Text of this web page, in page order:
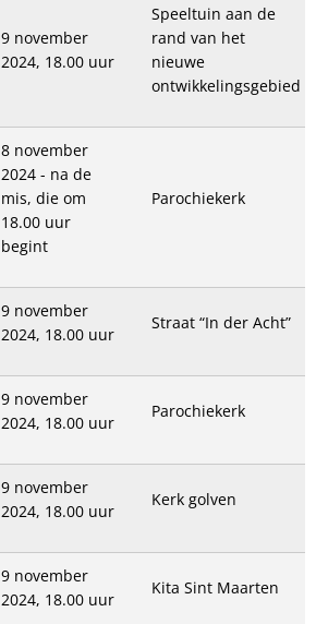
9 november
2024, 18.00 uur
Speeltuin aan de
rand van het
nieuwe
ontwikkelingsgebied
8 november
2024 - na de
mis, die om
18.00 uur
begint
Parochiekerk
9 november
2024, 18.00 uur
Straat “In der Acht”
9 november
2024, 18.00 uur
Parochiekerk
9 november
2024, 18.00 uur
Kerk golven
9 november
2024, 18.00 uur
Kita Sint Maarten